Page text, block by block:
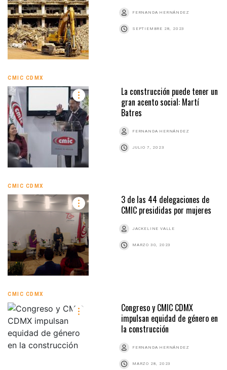
FERNANDA HERNÁNDEZ
SEPTIEMBRE 28, 2023
CMIC CDMX
La construcción puede tener un
gran acento social: Martí
Batres
FERNANDA HERNÁNDEZ
JULIO 7, 2023
CMIC CDMX
3 de las 44 delegaciones de
CMIC presididas por mujeres
JACKELINE VALLE
MARZO 30, 2023
CMIC CDMX
Congreso y CMIC CDMX
impulsan equidad de género en
la construcción
FERNANDA HERNÁNDEZ
MARZO 28, 2023